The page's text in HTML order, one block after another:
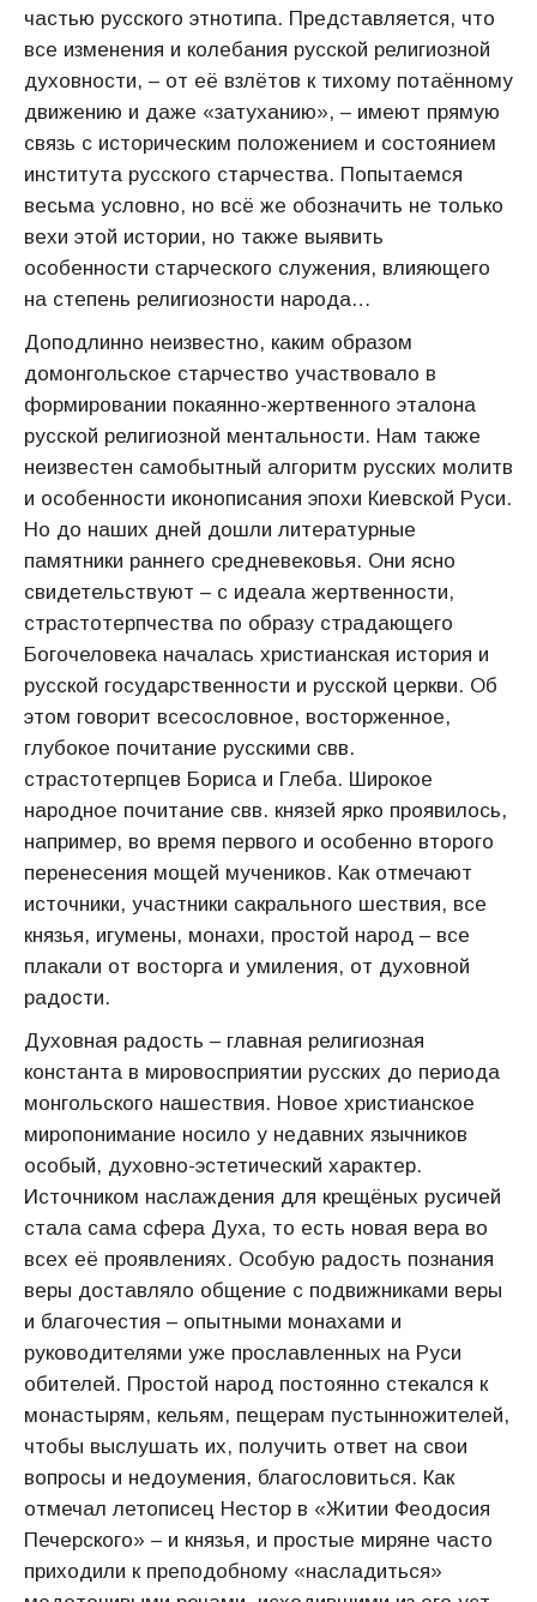
частью русского этнотипа. Представляется, что
все изменения и колебания русской религиозной
духовности, – от её взлётов к тихому потаённому
движению и даже «затуханию», – имеют прямую
связь с историческим положением и состоянием
института русского старчества. Попытаемся
весьма условно, но всё же обозначить не только
вехи этой истории, но также выявить
особенности старческого служения, влияющего
на степень религиозности народа…
Доподлинно неизвестно, каким образом
домонгольское старчество участвовало в
формировании покаянно-жертвенного эталона
русской религиозной ментальности. Нам также
неизвестен самобытный алгоритм русских молитв
и особенности иконописания эпохи Киевской Руси.
Но до наших дней дошли литературные
памятники раннего средневековья. Они ясно
свидетельствуют – с идеала жертвенности,
страстотерпчества по образу страдающего
Богочеловека началась христианская история и
русской государственности и русской церкви. Об
этом говорит всесословное, восторженное,
глубокое почитание русскими свв.
страстотерпцев Бориса и Глеба. Широкое
народное почитание свв. князей ярко проявилось,
например, во время первого и особенно второго
перенесения мощей мучеников. Как отмечают
источники, участники сакрального шествия, все
князья, игумены, монахи, простой народ – все
плакали от восторга и умиления, от духовной
радости.
Духовная радость – главная религиозная
константа в мировосприятии русских до периода
монгольского нашествия. Новое христианское
миропонимание носило у недавних язычников
особый, духовно-эстетический характер.
Источником наслаждения для крещёных русичей
стала сама сфера Духа, то есть новая вера во
всех её проявлениях. Особую радость познания
веры доставляло общение с подвижниками веры
и благочестия – опытными монахами и
руководителями уже прославленных на Руси
обителей. Простой народ постоянно стекался к
монастырям, кельям, пещерам пустынножителей,
чтобы выслушать их, получить ответ на свои
вопросы и недоумения, благословиться. Как
отмечал летописец Нестор в «Житии Феодосия
Печерского» – и князья, и простые миряне часто
приходили к преподобному «насладиться»